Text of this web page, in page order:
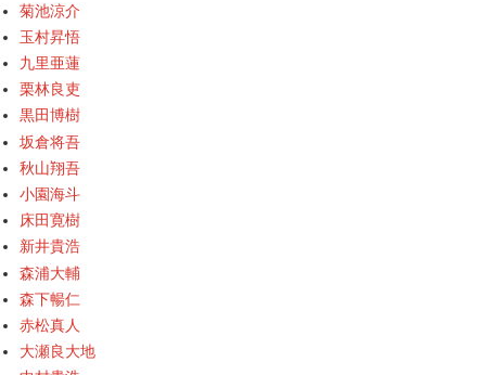
菊池涼介
玉村昇悟
九里亜蓮
栗林良吏
黒田博樹
坂倉将吾
秋山翔吾
小園海斗
床田寛樹
新井貴浩
森浦大輔
森下暢仁
赤松真人
大瀬良大地